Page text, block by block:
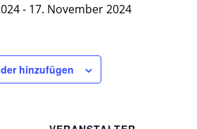
- 17. November 2024
hinzufügen